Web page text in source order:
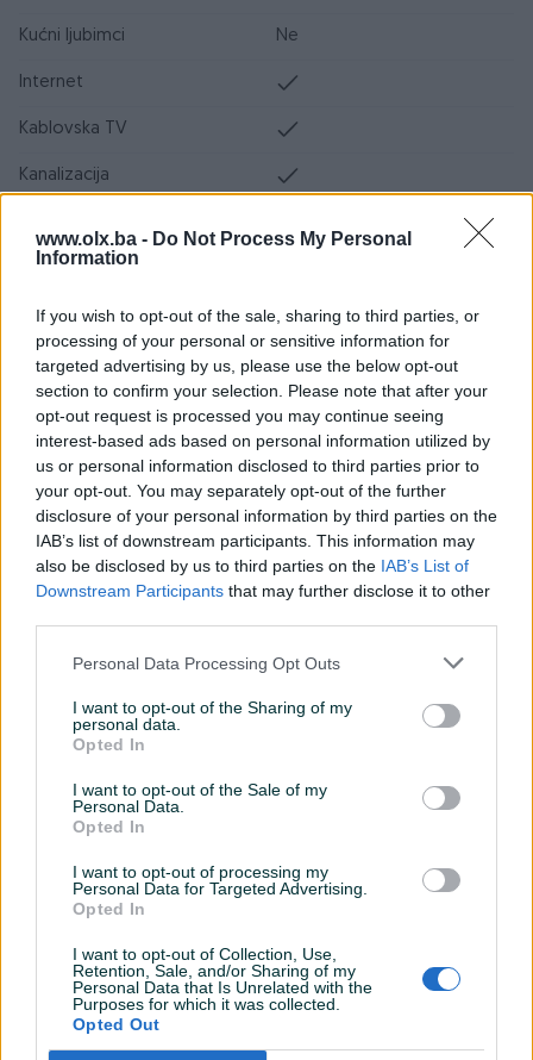
www.olx.ba - Do Not Process My Personal
Information
If you wish to opt-out of the sale, sharing to third parties, or
processing of your personal or sensitive information for
targeted advertising by us, please use the below opt-out
section to confirm your selection. Please note that after your
opt-out request is processed you may continue seeing
interest-based ads based on personal information utilized by
us or personal information disclosed to third parties prior to
your opt-out. You may separately opt-out of the further
disclosure of your personal information by third parties on the
IAB’s list of downstream participants. This information may
also be disclosed by us to third parties on the IAB’s List of
Downstream Participants that may further disclose it to other
Personal Data Processing Opt Outs
I want to opt-out of the Sharing of my
personal data.
Opted In
I want to opt-out of the Sale of my
Personal Data.
Opted In
I want to opt-out of processing my
Personal Data for Targeted Advertising.
Opted In
I want to opt-out of Collection, Use,
Retention, Sale, and/or Sharing of my
Personal Data that Is Unrelated with the
Purposes for which it was collected.
Opted Out
Kućni ljubimci Ne
Internet
Kablovska TV
Kanalizacija
Lift
Ostava/špajz
Parking
Struja
Uknjiženo / ZK
Video nadzor
Blindirana vrata
Datum objave